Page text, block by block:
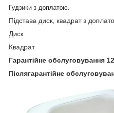
Гудзики з доплатою.
Підстава диск, квадрат з
Диск
Квадрат
Гарантійне обслуговування
Післягарантійне